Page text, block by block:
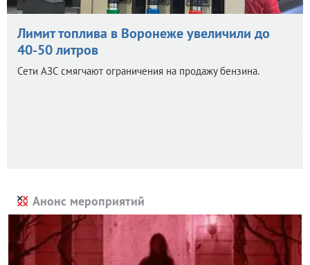
Лимит топлива в Воронеже увеличили до
40-50 литров
Сети АЗС смягчают ограничения на продажу бензина.
Анонс мероприятий